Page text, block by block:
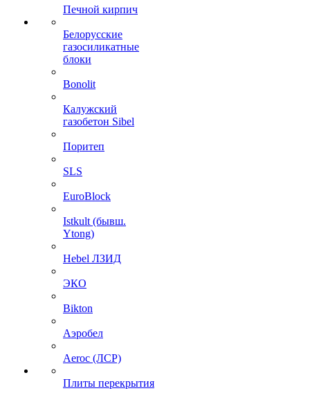
Печной кирпич
Белорусские
газосиликатные
блоки
Bonolit
Калужский
газобетон Sibel
Поритеп
SLS
EuroBlock
Istkult (бывш.
Ytong)
Hebel ЛЗИД
ЭКО
Bikton
Аэробел
Aeroc (ЛСР)
Плиты перекрытия